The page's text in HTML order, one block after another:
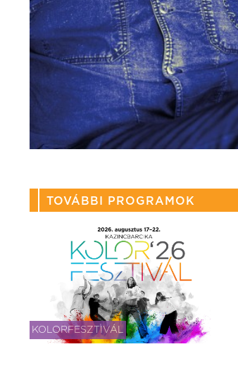
TOVÁBBI PROGRAMOK
KOLORFESZTIVÁL